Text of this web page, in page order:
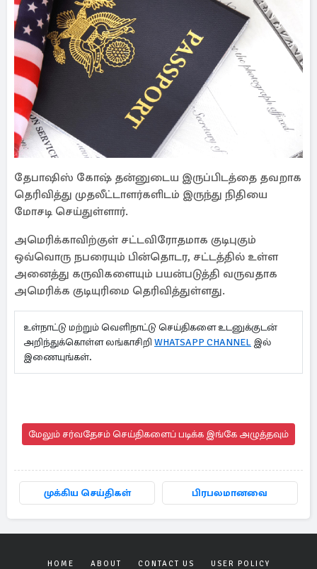
தேபாஷிஸ் கோஷ் தன்னுடைய இருப்பிடத்தை தவறாக
தெரிவித்து முதலீட்டாளர்களிடம் இருந்து நிதியை
மோசடி செய்துள்ளார்.
அமெரிக்காவிற்குள் சட்டவிரோதமாக குடிபுகும்
ஒவ்வொரு நபரையும் பின்தொடர, சட்டத்தில் உள்ள
அனைத்து கருவிகளையும் பயன்படுத்தி வருவதாக
அமெரிக்க குடியுரிமை தெரிவித்துள்ளது.
உள்நாட்டு மற்றும் வெளிநாட்டு செய்திகளை உடனுக்குடன்
அறிந்துக்கொள்ள லங்காசிறி WHATSAPP CHANNEL இல்
இணையுங்கள்.
மேலும் சர்வதேசம் செய்திகளைப் படிக்க இங்கே அழுத்தவும்
முக்கிய செய்திகள் பிரபலமானவை
HOME ABOUT CONTACT US USER POLICY